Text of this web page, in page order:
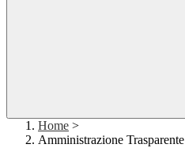
Home >
Amministrazione Trasparente